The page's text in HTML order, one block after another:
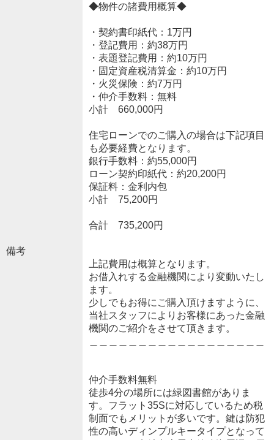
備考
◆物件の諸費用概算◆
・契約書印紙代：1万円
・登記費用：約38万円
・表題登記費用：約10万円
・固定資産税清算金：約10万円
・火災保険：約7万円
・仲介手数料：無料
小計 660,000円
住宅ローンでのご購入の場合は下記項目
も必要経費となります。
銀行手数料：約55,000円
ローン契約印紙代：約20,200円
保証料：金利内包
小計 75,200円
合計 735,200円
上記費用は概算となります。
お借入れする金融機関により変動いたし
ます。
少しでもお得にご購入頂けますように、
当社スタッフによりお客様にあった金融
機関のご紹介をさせて頂きます。
仲介手数料無料
徒歩4分の場所には緑図書館がありま
す。フラット35Sに対応しているため税
制面でもメリットが多いです。鍵は防犯
性の高いディンプルキータイプとなって